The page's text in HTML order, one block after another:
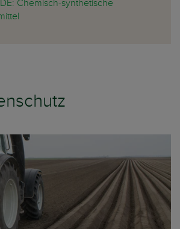
Chemisch-synthetische